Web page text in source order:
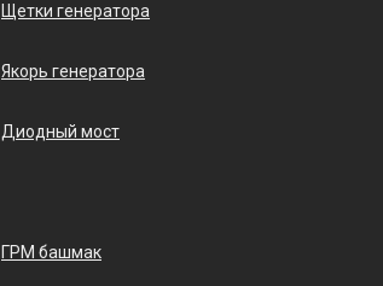
Щетки генератора
Якорь генератора
Диодный мост
ГРМ башмак